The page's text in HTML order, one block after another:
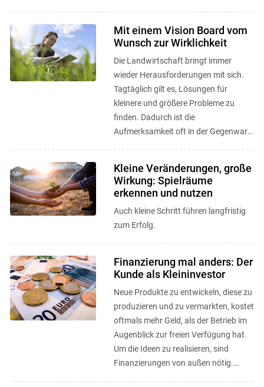
Mit einem Vision Board vom
Wunsch zur Wirklichkeit
Die Landwirtschaft bringt immer
wieder Herausforderungen mit sich.
Tagtäglich gilt es, Lösungen für
kleinere und größere Probleme zu
finden. Dadurch ist die
Aufmerksamkeit oft in der Gegenwart
Kleine Veränderungen, große
Wirkung: Spielräume
erkennen und nutzen
Auch kleine Schritt führen langfristig
zum Erfolg.
Finanzierung mal anders: Der
Kunde als Kleininvestor
Neue Produkte zu entwickeln, diese zu
produzieren und zu vermarkten, kostet
oftmals mehr Geld, als der Betrieb im
Augenblick zur freien Verfügung hat.
Um die Ideen zu realisieren, sind
Finanzierungen von außen nötig.